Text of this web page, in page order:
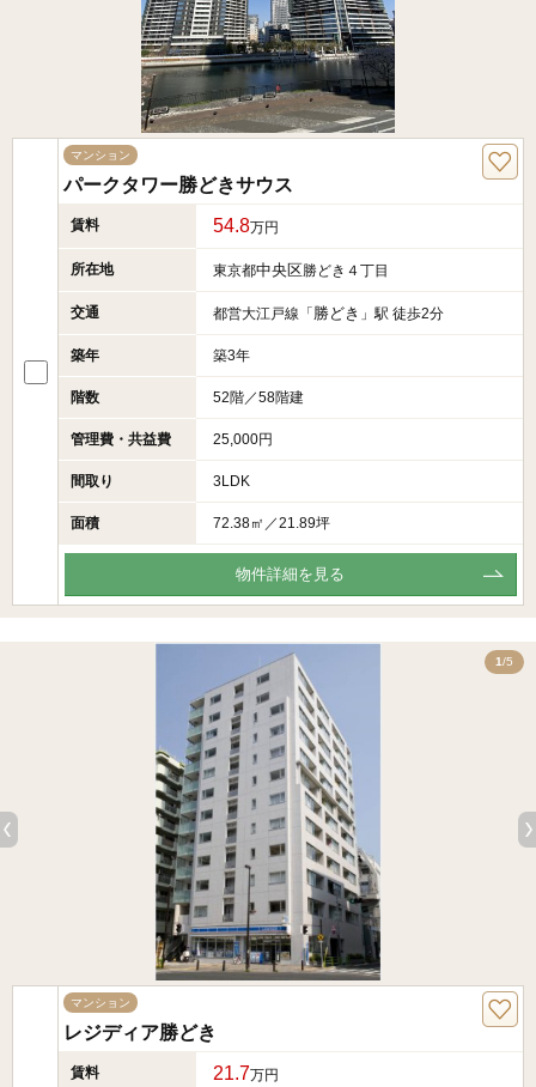
マンション
パークタワー勝どきサウス
賃料 54.8万円
所在地 東京都中央区勝どき４丁目
交通 都営大江戸線「 勝どき 」駅 徒歩2分
築年 築3年
階数 52階／58階建
管理費・共益費 25,000円
間取り 3LDK
面積 72.38㎡／21.89坪
物件詳細を見る
1/5
マンション
レジディア勝どき
賃料 21.7万円